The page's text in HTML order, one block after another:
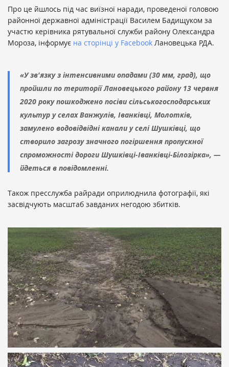
Про це йшлось під час виїзної наради, проведеної головою
районної державної адміністрації Василем Бадищуком за
участю керівника рятувальної служби району Олександра
Мороза, інформує на сторінці у Facebook Лановецька РДА.
«У зв'язку з інтенсивними опадами (30 мм, град), що
пройшли по території Лановецького району 13 червня
2020 року пошкоджено посіви сільськогосподарських
культур у селах Ванжулів, Іванківці, Молотків,
замулено водовідвідні канали у селі Шушківці, що
створило загрозу значного погіршення пропускної
спроможності дороги Шушківці-Іванківці-Білозірка», —
йдеться в повідомленні.
Також пресслужба райради оприлюднила фотографії, які
засвідчують масштаб завданих негодою збитків.